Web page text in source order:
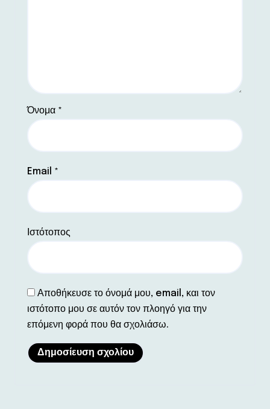
Όνομα *
Email *
Ιστότοπος
Αποθήκευσε το όνομά μου, email, και τον
ιστότοπο μου σε αυτόν τον πλοηγό για την
επόμενη φορά που θα σχολιάσω.